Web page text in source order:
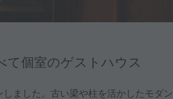
て個室のゲストハウス
ました。古い梁や柱を活かしたモダン